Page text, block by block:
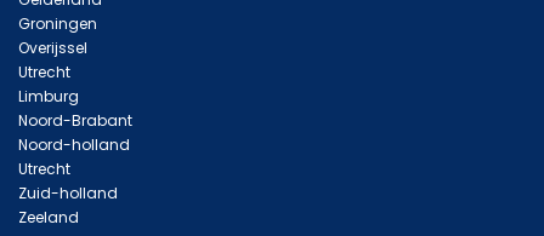
Groningen
Overijssel
Utrecht
Limburg
Noord-Brabant
Noord-holland
Utrecht
Zuid-holland
Zeeland